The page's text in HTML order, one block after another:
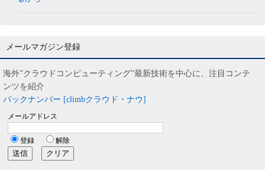
メールマガジン登録
海外”クラウドコンピューティング”最新技術を中心に、注目コンテ
ンツを紹介
バックナンバー [climbクラウド・ナウ]